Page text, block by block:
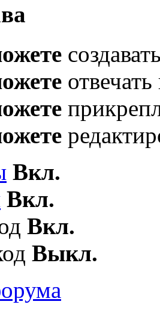
Вкл.
Вкл.
Вкл.
Выкл.